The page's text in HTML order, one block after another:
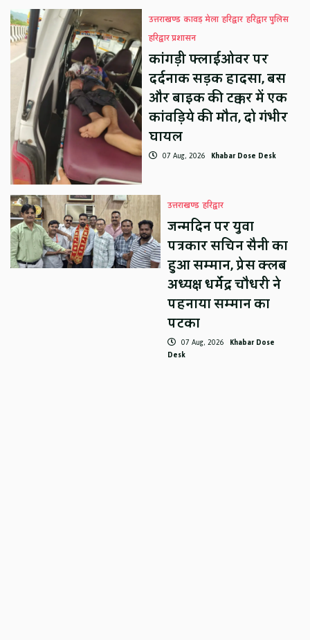
उत्तराखण्ड कावड़ मेला हरिद्वार हरिद्वार पुलिस
हरिद्वार प्रशासन
कांगड़ी फ्लाईओवर पर
दर्दनाक सड़क हादसा, बस
और बाइक की टक्कर में एक
कांवड़िये की मौत, दो गंभीर
घायल
07 Aug, 2026 Khabar Dose Desk
उत्तराखण्ड हरिद्वार
जन्मदिन पर युवा
पत्रकार सचिन सैनी का
हुआ सम्मान, प्रेस क्लब
अध्यक्ष धर्मेंद्र चौधरी ने
पहनाया सम्मान का
पटका
07 Aug, 2026 Khabar Dose
Desk